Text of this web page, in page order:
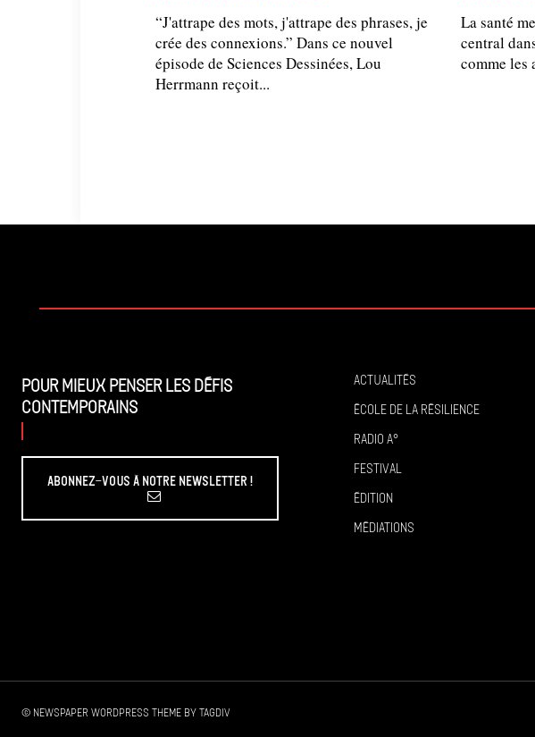
“J'attrape des mots, j'attrape des phrases, je
crée des connexions.” Dans ce nouvel
épisode de Sciences Dessinées, Lou
Herrmann reçoit...
La santé
central
comme les
Pour mieux penser les défis
contemporains
Abonnez-vous à Notre Newsletter !
Actualités
École de la résilience
Radio A°
Festival
Édition
Médiations
© Newspaper WordPress Theme by TagDiv